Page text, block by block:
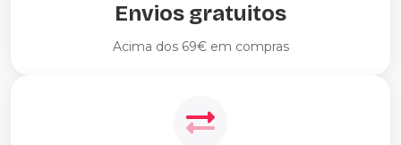
Envios gratuitos
Acima dos 69€ em compras